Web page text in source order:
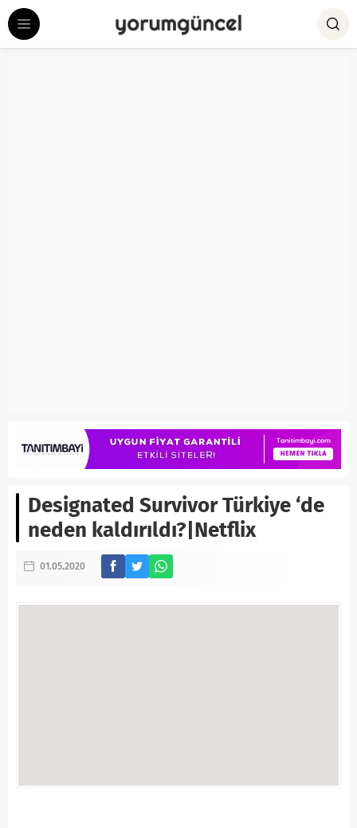
Designated Survivor Türkiye ‘de
neden kaldırıldı?|Netflix
01.05.2020